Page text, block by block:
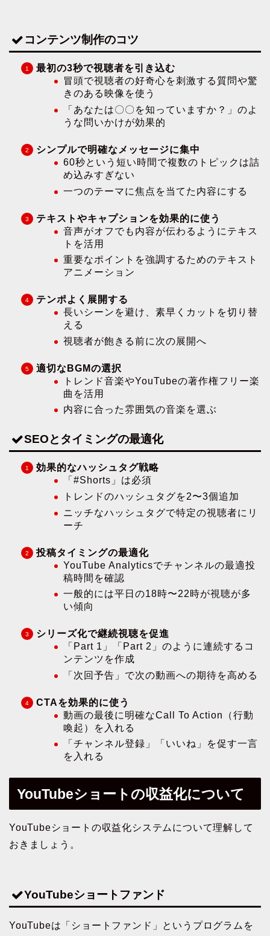
コンテンツ制作のコツ
最初の3秒で視聴者を引き込む
冒頭で視聴者の好奇心を刺激する質問や驚
きのある映像を使う
「あなたは〇〇を知っていますか？」のよ
うな問いかけが効果的
シンプルで明確なメッセージに集中
60秒という短い時間で複数のトピックは詰
め込みすぎない
一つのテーマに焦点を当てた内容にする
テキストやキャプションを効果的に使う
音声がオフでも内容が伝わるようにテキス
トを活用
重要なポイントを強調するためのテキスト
アニメーション
テンポよく展開する
長いシーンを避け、素早くカットを切り替
える
視聴者が飽きる前に次の展開へ
適切なBGMの選択
トレンド音楽やYouTubeの著作権フリー楽
曲を活用
内容に合った雰囲気の音楽を選ぶ
SEOとタイミングの最適化
効果的なハッシュタグ戦略
「#Shorts」は必須
トレンドのハッシュタグを2〜3個追加
ニッチなハッシュタグで特定の視聴者にリ
ーチ
投稿タイミングの最適化
YouTube Analyticsでチャンネルの最適投
稿時間を確認
一般的には平日の18時〜22時が視聴が多
い傾向
シリーズ化で継続視聴を促進
「Part 1」「Part 2」のように連続するコ
ンテンツを作成
「次回予告」で次の動画への期待を高める
CTAを効果的に使う
動画の最後に明確なCall To Action（行動
喚起）を入れる
「チャンネル登録」「いいね」を促す一言
を入れる
YouTubeショートの収益化について
YouTubeショートの収益化システムについて理解して
おきましょう。
YouTubeショートファンド
YouTubeは「ショートファンド」というプログラムを